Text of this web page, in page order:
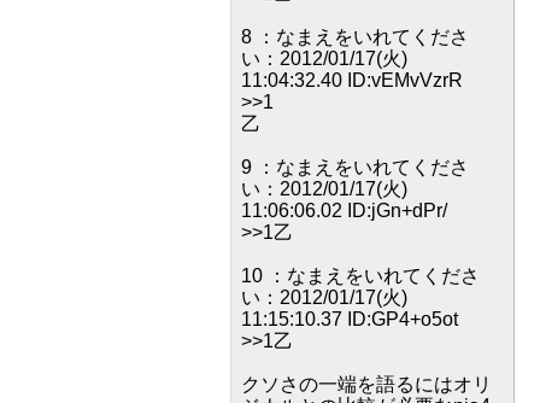
8 ：なまえをいれてくださ
い：2012/01/17(火)
11:04:32.40 ID:vEMvVzrR
>>1
乙
9 ：なまえをいれてくださ
い：2012/01/17(火)
11:06:06.02 ID:jGn+dPr/
>>1乙
10 ：なまえをいれてくださ
い：2012/01/17(火)
11:15:10.37 ID:GP4+o5ot
>>1乙
クソさの一端を語るにはオリ